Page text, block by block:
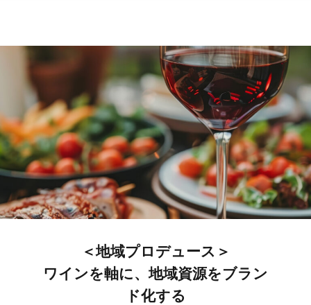
＜地域プロデュース＞
ワインを軸に、地域資源をブラン
ド化する